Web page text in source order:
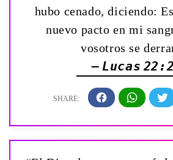
hubo cenado, diciendo:
nuevo pacto en mi
vosotros se
— Lucas